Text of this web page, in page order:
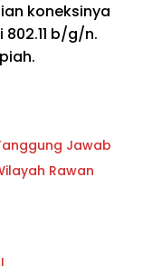
koneksinya
b/g/n.
Jawab
Rawan